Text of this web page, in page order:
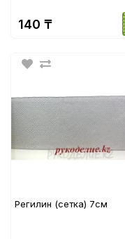
140 ₸
Регилин (сетка) 7см